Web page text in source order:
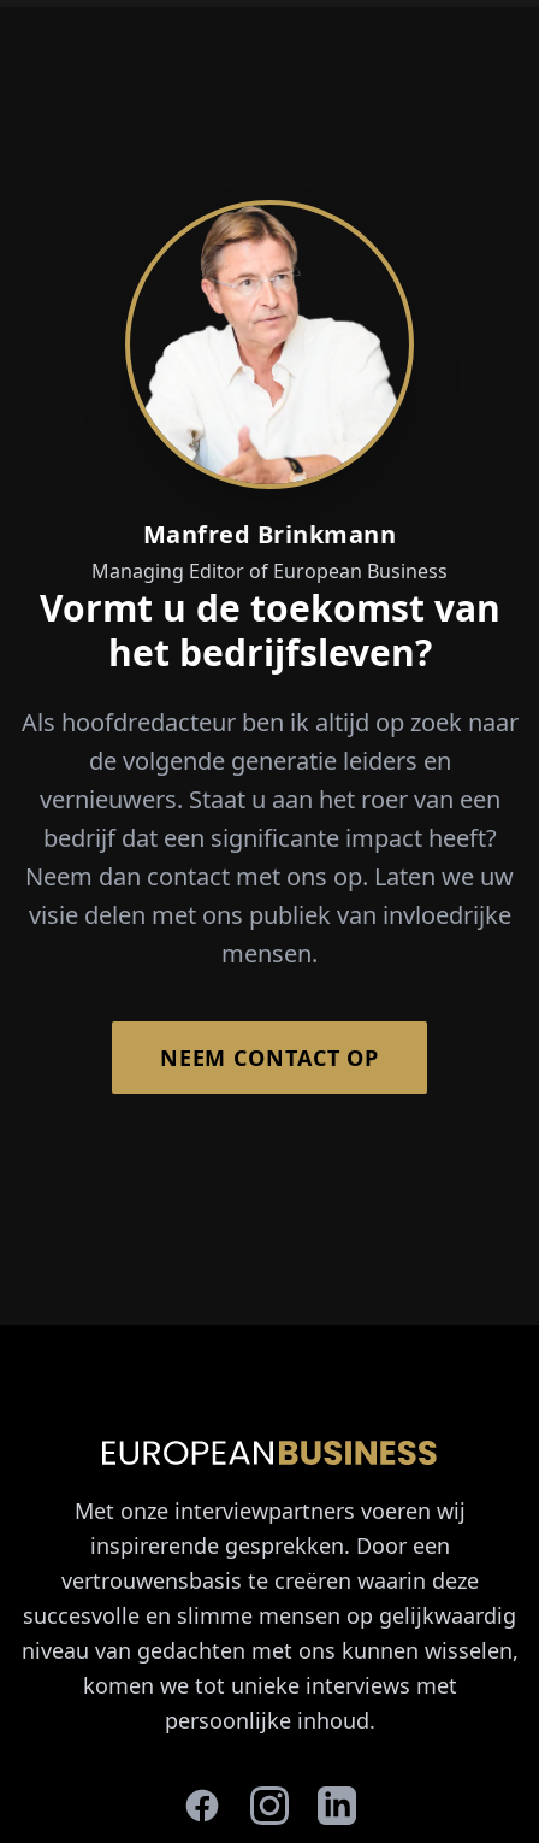
Manfred Brinkmann
Managing Editor of European Business
Vormt u de toekomst van
het bedrijfsleven?
Als hoofdredacteur ben ik altijd op zoek naar
de volgende generatie leiders en
vernieuwers. Staat u aan het roer van een
bedrijf dat een significante impact heeft?
Neem dan contact met ons op. Laten we uw
visie delen met ons publiek van invloedrijke
mensen.
NEEM CONTACT OP
Met onze interviewpartners voeren wij
inspirerende gesprekken. Door een
vertrouwensbasis te creëren waarin deze
succesvolle en slimme mensen op gelijkwaardig
niveau van gedachten met ons kunnen wisselen,
komen we tot unieke interviews met
persoonlijke inhoud.